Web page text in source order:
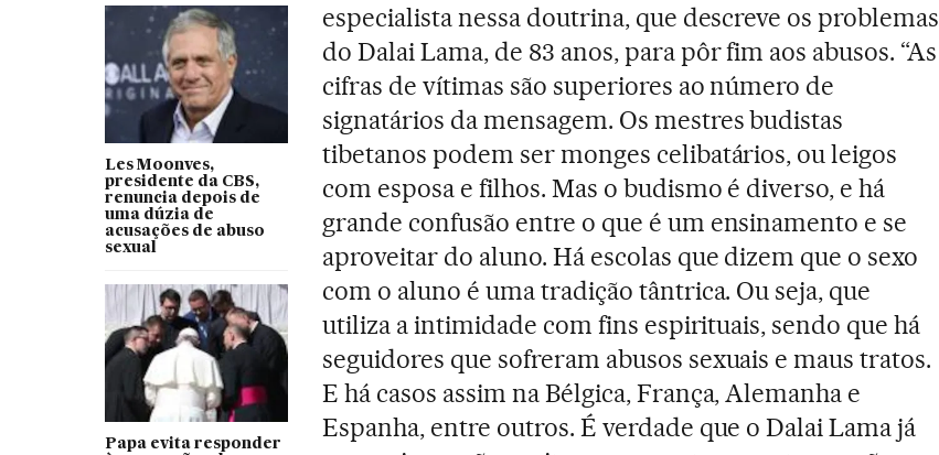
Les Moonves,
presidente da CBS,
renuncia depois de
uma dúzia de
acusações de abuso
sexual
Papa evita responder
especialista nessa doutrina, que descreve os problemas
do Dalai Lama, de 83 anos, para pôr fim aos abusos. “As
cifras de vítimas são superiores ao número de
signatários da mensagem. Os mestres budistas
tibetanos podem ser monges celibatários, ou leigos
com esposa e filhos. Mas o budismo é diverso, e há
grande confusão entre o que é um ensinamento e se
aproveitar do aluno. Há escolas que dizem que o sexo
com o aluno é uma tradição tântrica. Ou seja, que
utiliza a intimidade com fins espirituais, sendo que há
seguidores que sofreram abusos sexuais e maus tratos.
E há casos assim na Bélgica, França, Alemanha e
Espanha, entre outros. É verdade que o Dalai Lama já